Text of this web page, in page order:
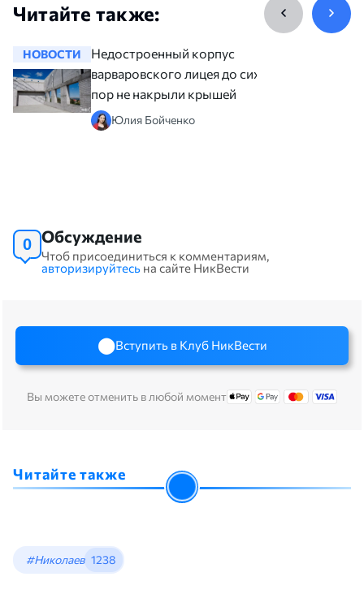
Читайте также:
НОВОСТИ
Недостроенный корпус
варваровского лицея до сих
пор не накрыли крышей
Юлия Бойченко
0 Обсуждение
Чтоб присоединиться к комментариям,
авторизируйтесь на сайте НикВести
Вступить в Клуб НикВести
Вы можете отменить в любой момент
Читайте также
#Николаев 1238